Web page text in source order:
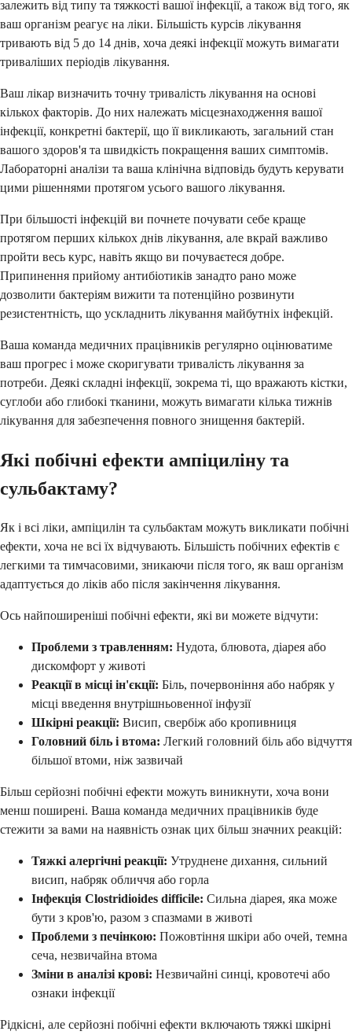
залежить від типу та тяжкості вашої інфекції, а також від того, як
ваш організм реагує на ліки. Більшість курсів лікування
тривають від 5 до 14 днів, хоча деякі інфекції можуть вимагати
триваліших періодів лікування.
Ваш лікар визначить точну тривалість лікування на основі
кількох факторів. До них належать місцезнаходження вашої
інфекції, конкретні бактерії, що її викликають, загальний стан
вашого здоров'я та швидкість покращення ваших симптомів.
Лабораторні аналізи та ваша клінічна відповідь будуть керувати
цими рішеннями протягом усього вашого лікування.
При більшості інфекцій ви почнете почувати себе краще
протягом перших кількох днів лікування, але вкрай важливо
пройти весь курс, навіть якщо ви почуваєтеся добре.
Припинення прийому антибіотиків занадто рано може
дозволити бактеріям вижити та потенційно розвинути
резистентність, що ускладнить лікування майбутніх інфекцій.
Ваша команда медичних працівників регулярно оцінюватиме
ваш прогрес і може скоригувати тривалість лікування за
потреби. Деякі складні інфекції, зокрема ті, що вражають кістки,
суглоби або глибокі тканини, можуть вимагати кілька тижнів
лікування для забезпечення повного знищення бактерій.
Які побічні ефекти ампіциліну та
сульбактаму?
Як і всі ліки, ампіцилін та сульбактам можуть викликати побічні
ефекти, хоча не всі їх відчувають. Більшість побічних ефектів є
легкими та тимчасовими, зникаючи після того, як ваш організм
адаптується до ліків або після закінчення лікування.
Ось найпоширеніші побічні ефекти, які ви можете відчути:
Проблеми з травленням: Нудота, блювота, діарея або
дискомфорт у животі
Реакції в місці ін'єкції: Біль, почервоніння або набряк у
місці введення внутрішньовенної інфузії
Шкірні реакції: Висип, свербіж або кропивниця
Головний біль і втома: Легкий головний біль або відчуття
більшої втоми, ніж зазвичай
Більш серйозні побічні ефекти можуть виникнути, хоча вони
менш поширені. Ваша команда медичних працівників буде
стежити за вами на наявність ознак цих більш значних реакцій:
Тяжкі алергічні реакції: Утруднене дихання, сильний
висип, набряк обличчя або горла
Інфекція Clostridioides difficile: Сильна діарея, яка може
бути з кров'ю, разом з спазмами в животі
Проблеми з печінкою: Пожовтіння шкіри або очей, темна
сеча, незвичайна втома
Зміни в аналізі крові: Незвичайні синці, кровотечі або
ознаки інфекції
Рідкісні, але серйозні побічні ефекти включають тяжкі шкірні